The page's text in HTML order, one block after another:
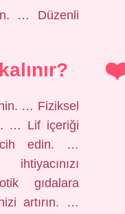
… Düzenli
… Fiziksel
… Lif içeriği
edin. …
gıdalara
artırın. …